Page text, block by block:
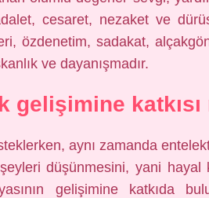
cesaret, nezaket ve
özdenetim, sadakat,
ve dayanışmadır.
gelişimine
aynı zamanda
düşünmesini, yani hayal
gelişimine katkıda